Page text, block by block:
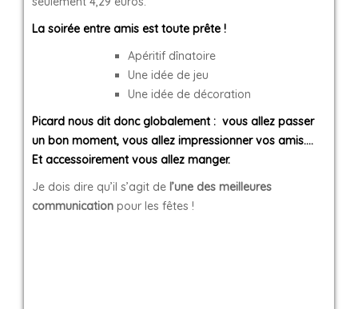
La soirée entre amis est toute prête !
Apéritif dînatoire
Une idée de jeu
Une idée de décoration
Picard nous dit donc globalement : vous allez passer
un bon moment, vous allez impressionner vos amis….
Et accessoirement vous allez manger.
Je dois dire qu’il s’agit de l’une des meilleures
communication pour les fêtes !